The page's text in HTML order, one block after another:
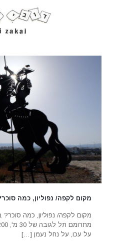
מקום לקפה/ נפוליון, כמה
מקום לקפה/ נפוליון, כמה
על עכו, על נחל נעמן […]